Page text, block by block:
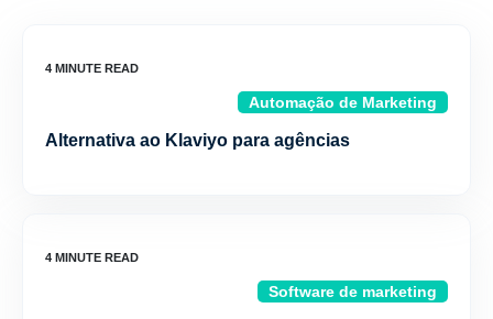
Automação de Marketing
Alternativa ao Klaviyo para agências
Software de marketing